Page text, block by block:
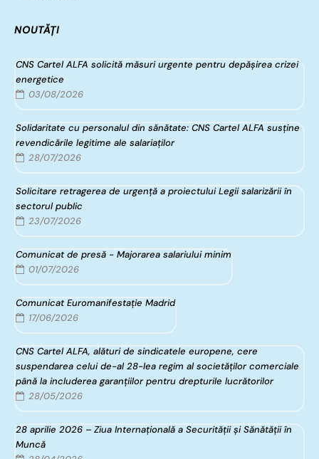
NOUTĂȚI
CNS Cartel ALFA solicită măsuri urgente pentru depășirea crizei
energetice
03/08/2026
Solidaritate cu personalul din sănătate: CNS Cartel ALFA susține
revendicările legitime ale salariaților
28/07/2026
Solicitare retragerea de urgență a proiectului Legii salarizării în
sectorul public
23/07/2026
Comunicat de presă - Majorarea salariului minim
01/07/2026
Comunicat Euromanifestație Madrid
17/06/2026
CNS Cartel ALFA, alături de sindicatele europene, cere
suspendarea celui de-al 28-lea regim al societăților comerciale
până la includerea garanțiilor pentru drepturile lucrătorilor
28/05/2026
28 aprilie 2026 – Ziua Internațională a Securității și Sănătății în
Muncă